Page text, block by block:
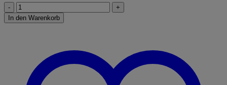
Schleich
Eisbärjunges,
laufend
In den Warenkorb